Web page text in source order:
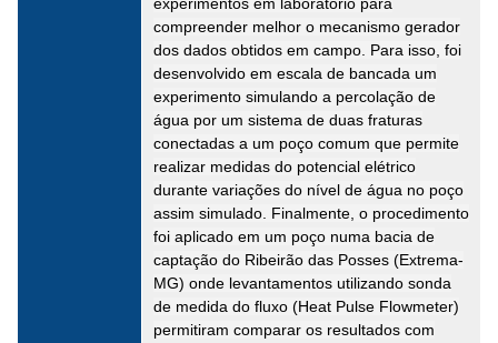
compreender melhor o mecanismo gerador
dos dados obtidos em campo. Para isso, foi
desenvolvido em escala de bancada um
experimento simulando a percolação de
água por um sistema de duas fraturas
conectadas a um poço comum que permite
realizar medidas do potencial elétrico
durante variações do nível de água no poço
assim simulado. Finalmente, o procedimento
foi aplicado em um poço numa bacia de
captação do Ribeirão das Posses (Extrema-
MG) onde levantamentos utilizando sonda
de medida do fluxo (Heat Pulse Flowmeter)
permitiram comparar os resultados com